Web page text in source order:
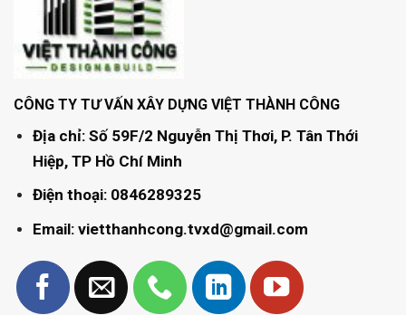
CÔNG TY TƯ VẤN XÂY DỰNG VIỆT THÀNH CÔNG
Địa chỉ: Số 59F/2 Nguyễn Thị Thơi, P. Tân Thới
Hiệp, TP Hồ Chí Minh
Điện thoại: 0846289325
Email: vietthanhcong.tvxd@gmail.com